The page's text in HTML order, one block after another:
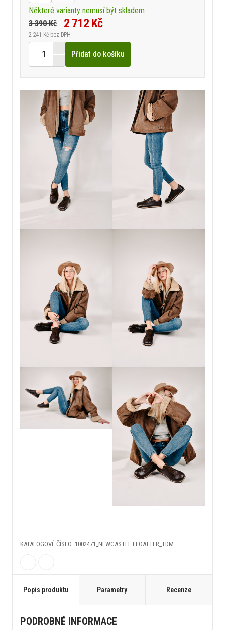
Některé varianty nemusí být skladem
3 390 Kč
2 712 Kč
2 241 Kč bez DPH
Přidat do košíku
KATALOGOVÉ ČÍSLO: 1002471_NEWCASTLE FLOATTER_TDM
Popis produktu Parametry Recenze
PODROBNÉ INFORMACE